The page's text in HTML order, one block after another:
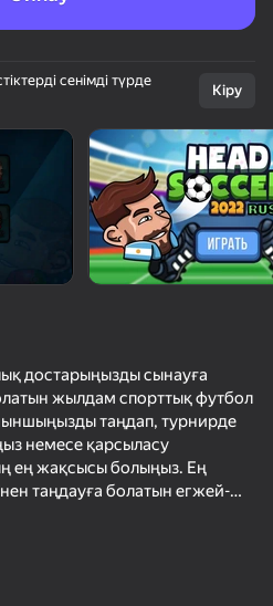
бұрыңыз
көлденең
ғана істейді
сенімді түрде
Кіру
достарыңызды сынауға
жылдам спорттық футбол
таңдап, турнирде
немесе қарсыласу
ең жақсысы болыңыз. Ең
таңдауға болатын егжей-
сауықтарымен.
елдеріңіздің классикалық